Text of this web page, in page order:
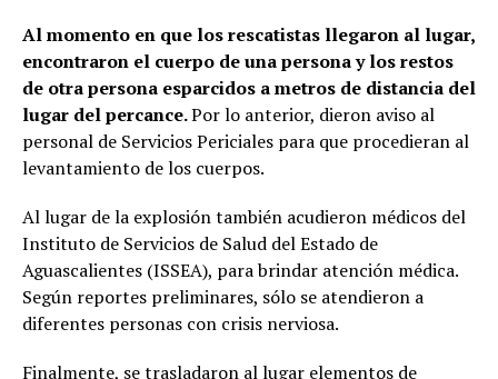
Al momento en que los rescatistas llegaron al lugar,
encontraron el cuerpo de una persona y los restos
de otra persona esparcidos a metros de distancia del
lugar del percance.Por lo anterior, dieron aviso al
personal de Servicios Periciales para que procedieran al
levantamiento de los cuerpos.
Al lugar de la explosión también acudieron médicos del
Instituto de Servicios de Salud del Estado de
Aguascalientes (ISSEA), para brindar atención médica.
Según reportes preliminares, sólo se atendieron a
diferentes personas con crisis nerviosa.
Finalmente, se trasladaron al lugar elementos de